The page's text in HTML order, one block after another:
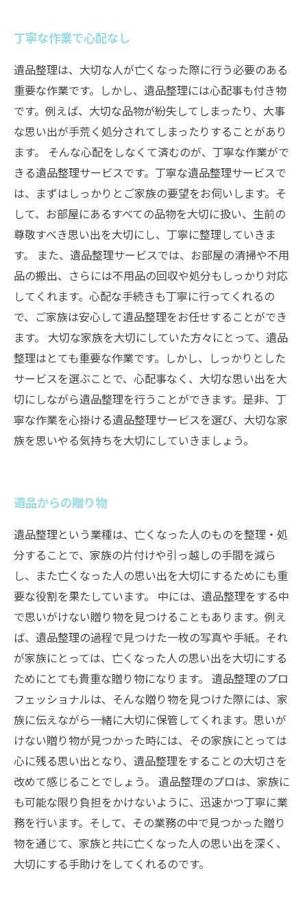
丁寧な作業で心配なし
遺品整理は、大切な人が亡くなった際に行う必要のある
重要な作業です。しかし、遺品整理には心配事も付き物
です。例えば、大切な品物が紛失してしまったり、大事
な思い出が手荒く処分されてしまったりすることがあり
ます。 そんな心配をしなくて済むのが、丁寧な作業がで
きる遺品整理サービスです。丁寧な遺品整理サービスで
は、まずはしっかりとご家族の要望をお伺いします。そ
して、お部屋にあるすべての品物を大切に扱い、生前の
尊敬すべき思い出を大切にし、丁寧に整理していきま
す。 また、遺品整理サービスでは、お部屋の清掃や不用
品の搬出、さらには不用品の回収や処分もしっかり対応
してくれます。心配な手続きも丁寧に行ってくれるの
で、ご家族は安心して遺品整理をお任せすることができ
ます。 大切な家族を大切にしていた方々にとって、遺品
整理はとても重要な作業です。しかし、しっかりとした
サービスを選ぶことで、心配事なく、大切な思い出を大
切にしながら遺品整理を行うことができます。是非、丁
寧な作業を心掛ける遺品整理サービスを選び、大切な家
族を思いやる気持ちを大切にしていきましょう。
遺品からの贈り物
遺品整理という業種は、亡くなった人のものを整理・処
分することで、家族の片付けや引っ越しの手間を減ら
し、また亡くなった人の思い出を大切にするためにも重
要な役割を果たしています。 中には、遺品整理をする中
で思いがけない贈り物を見つけることもあります。例え
ば、遺品整理の過程で見つけた一枚の写真や手紙。それ
が家族にとっては、亡くなった人の思い出を大切にする
ためにとても貴重な贈り物になります。 遺品整理のプロ
フェッショナルは、そんな贈り物を見つけた際には、家
族に伝えながら一緒に大切に保管してくれます。思いが
けない贈り物が見つかった時には、その家族にとっては
心に残る思い出となり、遺品整理をすることの大切さを
改めて感じることでしょう。 遺品整理のプロは、家族に
も可能な限り負担をかけないように、迅速かつ丁寧に業
務を行います。そして、その業務の中で見つかった贈り
物を通じて、家族と共に亡くなった人の思い出を深く、
大切にする手助けをしてくれるのです。